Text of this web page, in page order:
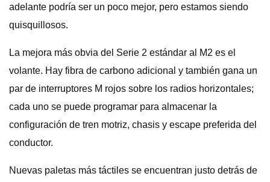
adelante podría ser un poco mejor, pero estamos siendo
quisquillosos.
La mejora más obvia del Serie 2 estándar al M2 es el
volante. Hay fibra de carbono adicional y también gana un
par de interruptores M rojos sobre los radios horizontales;
cada uno se puede programar para almacenar la
configuración de tren motriz, chasis y escape preferida del
conductor.
Nuevas paletas más táctiles se encuentran justo detrás de